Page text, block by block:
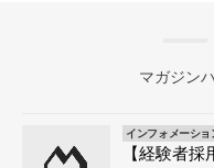
マガジン
インフォメーショ
【経験者